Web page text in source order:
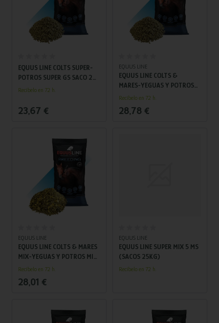
EQUUS LINE COLTS SUPER-
POTROS SUPER GS SACO 20
KG
Recíbelo en 72 h.
23,67 €
EQUUS LINE
EQUUS LINE COLTS &
MARES-YEGUAS Y POTROS
GS SACO 20 KG
Recíbelo en 72 h.
28,78 €
EQUUS LINE
EQUUS LINE COLTS & MARES
MIX-YEGUAS Y POTROS MIX
MS SACOS 20 KG
Recíbelo en 72 h.
28,01 €
EQUUS LINE
EQUUS LINE SUPER MIX 5 MS
(SACOS 25KG)
Recíbelo en 72 h.